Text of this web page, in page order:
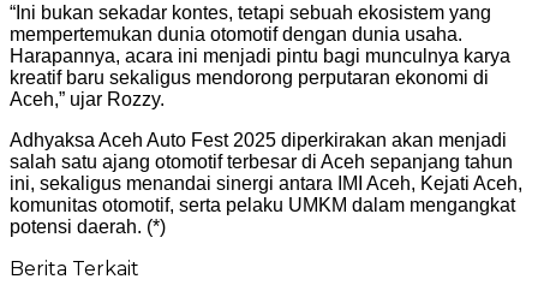
“Ini bukan sekadar kontes, tetapi sebuah ekosistem yang
mempertemukan dunia otomotif dengan dunia usaha.
Harapannya, acara ini menjadi pintu bagi munculnya karya
kreatif baru sekaligus mendorong perputaran ekonomi di
Aceh,” ujar Rozzy.
Adhyaksa Aceh Auto Fest 2025 diperkirakan akan menjadi
salah satu ajang otomotif terbesar di Aceh sepanjang tahun
ini, sekaligus menandai sinergi antara IMI Aceh, Kejati Aceh,
komunitas otomotif, serta pelaku UMKM dalam mengangkat
potensi daerah. (*)
Berita Terkait